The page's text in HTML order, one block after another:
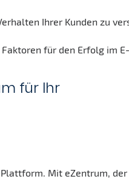
Ihrer Kunden zu
für den Erfolg im
für Ihr
Mit eZentrum, der